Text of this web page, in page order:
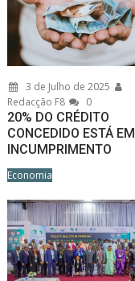
3 de Julho de 2025
Redacção F8
0
20% DO CRÉDITO
CONCEDIDO ESTÁ EM
INCUMPRIMENTO
Economia